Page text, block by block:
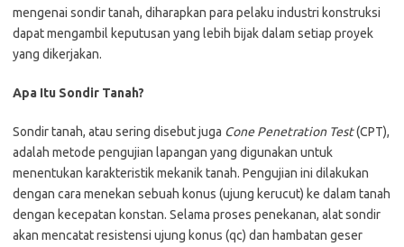
mengenai sondir tanah, diharapkan para pelaku industri konstruksi
dapat mengambil keputusan yang lebih bijak dalam setiap proyek
yang dikerjakan.
Apa Itu Sondir Tanah?
Sondir tanah, atau sering disebut juga Cone Penetration Test(CPT),
adalah metode pengujian lapangan yang digunakan untuk
menentukan karakteristik mekanik tanah. Pengujian ini dilakukan
dengan cara menekan sebuah konus (ujung kerucut) ke dalam tanah
dengan kecepatan konstan. Selama proses penekanan, alat sondir
akan mencatat resistensi ujung konus (qc) dan hambatan geser